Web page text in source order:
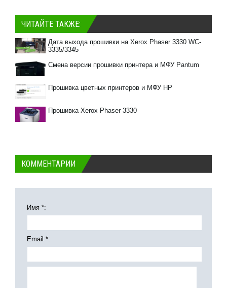
ЧИТАЙТЕ ТАКЖЕ:
Дата выхода прошивки на Xerox Phaser 3330 WC-
3335/3345
Смена версии прошивки принтера и МФУ Pantum
Прошивка цветных принтеров и МФУ HP
Прошивка Xerox Phaser 3330
КОММЕНТАРИИ
Имя *:
Email *: